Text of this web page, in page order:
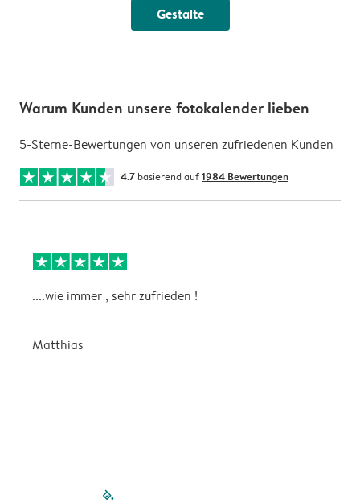
Gestalte
Warum Kunden unsere fotokalender lieben
5-Sterne-Bewertungen von unseren zufriedenen Kunden
4.7 basierend auf1984 Bewertungen
....wie immer , sehr zufrieden !
Matthias
filled-pagination